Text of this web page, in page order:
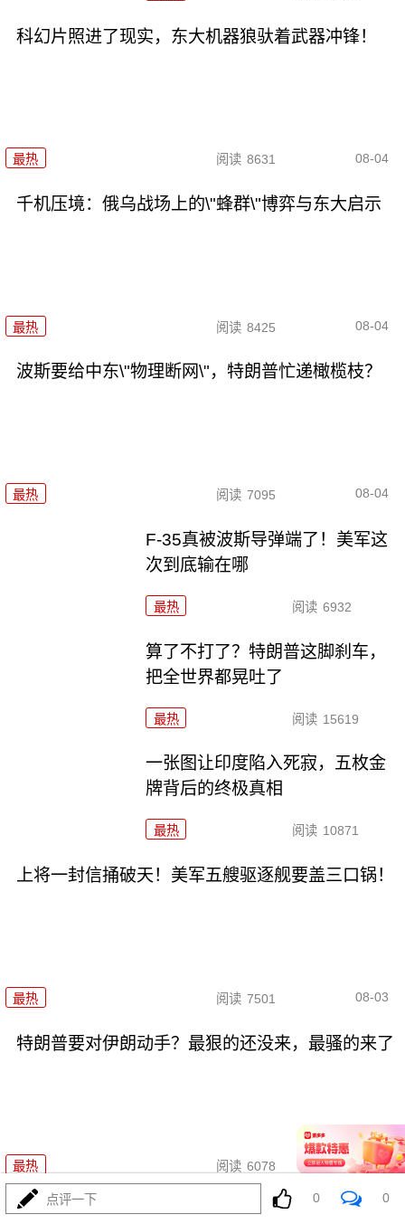
科幻片照进了现实，东大机器狼驮着武器冲锋！
最热 阅读 8631 08-04
千机压境：俄乌战场上的\"蜂群\"博弈与东大启示
最热 阅读 8425 08-04
波斯要给中东\"物理断网\"，特朗普忙递橄榄枝？
最热 阅读 7095 08-04
F-35真被波斯导弹端了！美军这
次到底输在哪
最热 阅读 6932
算了不打了？特朗普这脚刹车，
把全世界都晃吐了
最热 阅读 15619
一张图让印度陷入死寂，五枚金
牌背后的终极真相
最热 阅读 10871
上将一封信捅破天！美军五艘驱逐舰要盖三口锅！
最热 阅读 7501 08-03
特朗普要对伊朗动手？最狠的还没来，最骚的来了
最热 阅读 6078 08-03
美国踏进3个大坑把自己埋了！恐
点评一下 0 0